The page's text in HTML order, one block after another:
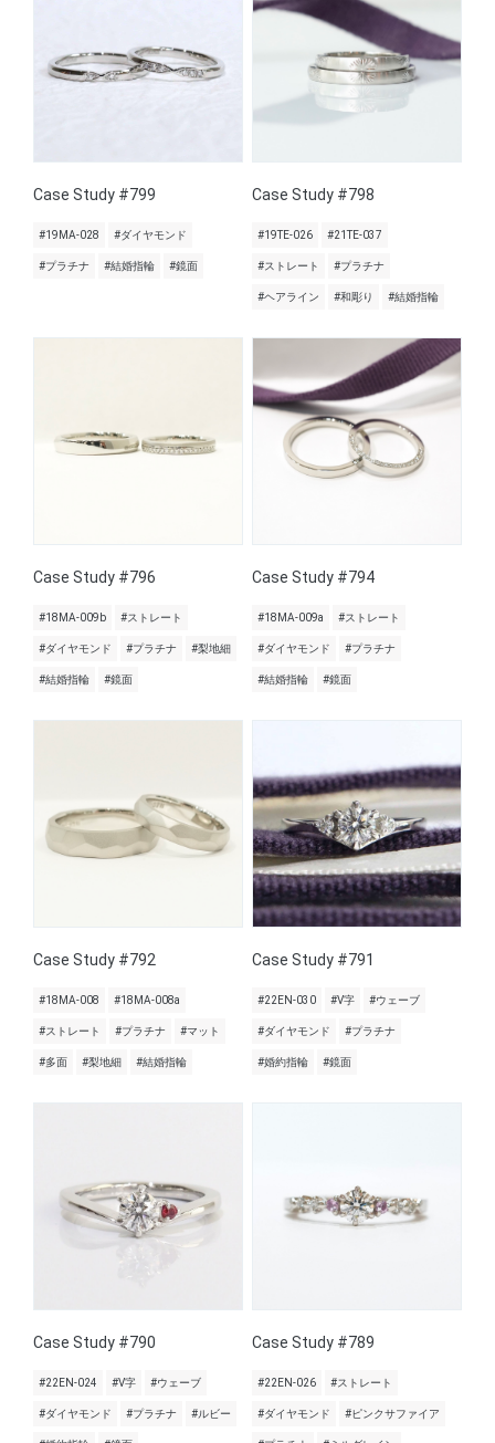
Case Study #799
#19MA-028 #ダイヤモンド
#プラチナ #結婚指輪 #鏡面
Case Study #798
#19TE-026 #21TE-037
#ストレート #プラチナ
#ヘアライン #和彫り #結婚指輪
Case Study #796
#18MA-009b #ストレート
#ダイヤモンド #プラチナ #梨地細
#結婚指輪 #鏡面
Case Study #794
#18MA-009a #ストレート
#ダイヤモンド #プラチナ
#結婚指輪 #鏡面
Case Study #792
#18MA-008 #18MA-008a
#ストレート #プラチナ #マット
#多面 #梨地細 #結婚指輪
Case Study #791
#22EN-030 #V字 #ウェーブ
#ダイヤモンド #プラチナ
#婚約指輪 #鏡面
Case Study #790
#22EN-024 #V字 #ウェーブ
#ダイヤモンド #プラチナ #ルビー
Case Study #789
#22EN-026 #ストレート
#ダイヤモンド #ピンクサファイア